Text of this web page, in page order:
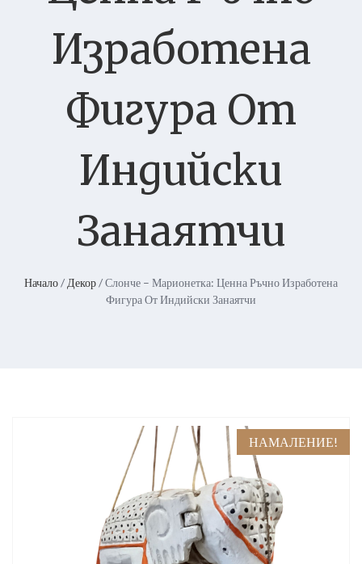
Изработена
Фигура От
Индийски
Занаятчи
Начало/ Декор/ Слонче – Марионетка: Ценна Ръчно Изработена
Фигура От Индийски Занаятчи
НАМАЛЕНИЕ!